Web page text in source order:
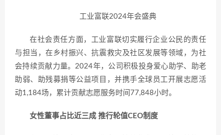
工业富联2024年会盛典
在社会责任方面，工业富联切实履行企业公民的责任
与担当，在乡村振兴、抗震救灾及社区发展等领域，为社
会持续贡献力量。2024年，公司积极投身爱心助学、助老
助弱、助残募捐等公益项目，并携手全球员工开展志愿活
动1,184场，累计贡献志愿服务时间77,848小时。
女性董事占比近三成 推行轮值CEO制度